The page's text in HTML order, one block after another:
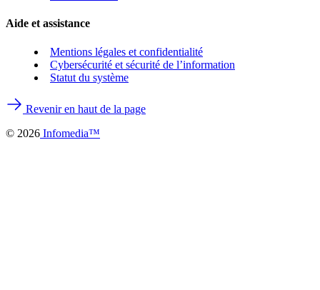
Aide et assistance
Mentions légales et confidentialité
Cybersécurité et sécurité de l’information
Statut du système
Revenir en haut de la page
© 2026 Infomedia™